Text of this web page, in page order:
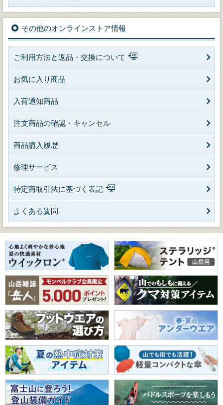
その他のオンラインストア情報
ご利用方法と返品・交換について
お気に入り商品
入荷通知商品
注文商品の確認・キャンセル
商品購入履歴
修理サービス
特定商取引法に基づく表記
よくある質問